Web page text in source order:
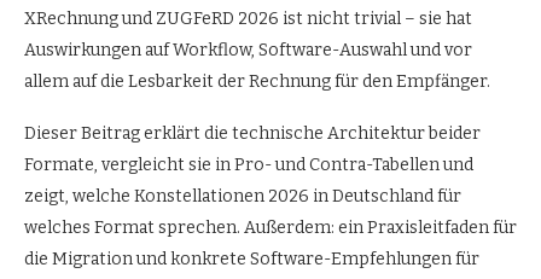
XRechnung und ZUGFeRD 2026 ist nicht trivial – sie hat
Auswirkungen auf Workflow, Software-Auswahl und vor
allem auf die Lesbarkeit der Rechnung für den Empfänger.
Dieser Beitrag erklärt die technische Architektur beider
Formate, vergleicht sie in Pro- und Contra-Tabellen und
zeigt, welche Konstellationen 2026 in Deutschland für
welches Format sprechen. Außerdem: ein Praxisleitfaden für
die Migration und konkrete Software-Empfehlungen für